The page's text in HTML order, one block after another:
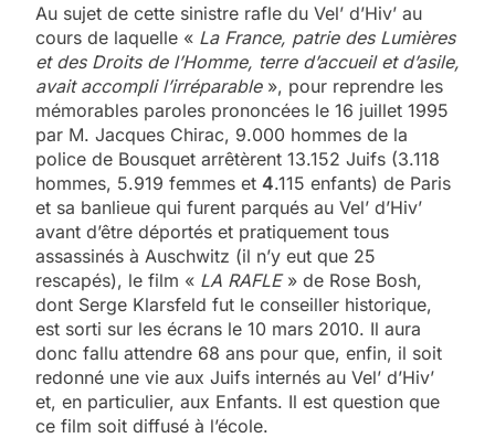
Au sujet de cette sinistre rafle du Vel’ d’Hiv’ au
cours de laquelle « La France, patrie des Lumières
et des Droits de l’Homme, terre d’accueil et d’asile,
avait accompli l’irréparable», pour reprendre les
mémorables paroles prononcées le 16 juillet 1995
par M. Jacques Chirac, 9.000 hommes de la
police de Bousquet arrêtèrent 13.152 Juifs (3.118
hommes, 5.919 femmes et 4.115 enfants) de Paris
et sa banlieue qui furent parqués au Vel’ d’Hiv’
avant d’être déportés et pratiquement tous
assassinés à Auschwitz (il n’y eut que 25
rescapés), le film « LA RAFLE» de Rose Bosh,
dont Serge Klarsfeld fut le conseiller historique,
est sorti sur les écrans le 10 mars 2010. Il aura
donc fallu attendre 68 ans pour que, enfin, il soit
redonné une vie aux Juifs internés au Vel’ d’Hiv’
et, en particulier, aux Enfants. Il est question que
ce film soit diffusé à l’école.